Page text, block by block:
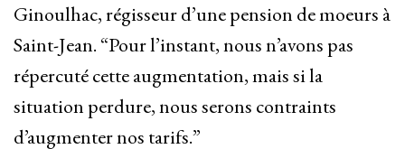
Ginoulhac, régisseur d’une pension de moeurs à
Saint-Jean. “Pour l’instant, nous n’avons pas
répercuté cette augmentation, mais si la
situation perdure, nous serons contraints
d’augmenter nos tarifs.”